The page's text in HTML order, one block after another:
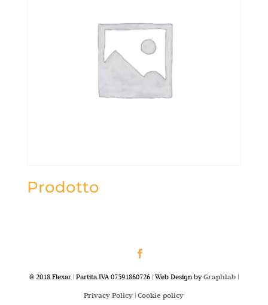
Prodotto
@ 2018 Flexar | Partita IVA 07591860726 | Web Design byGraphlab|
Privacy Policy |Cookie policy